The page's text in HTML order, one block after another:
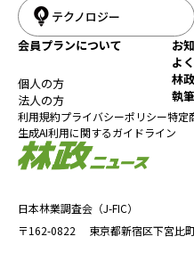
日本林業調査会（J-FIC）
〒162-0822
東京都新宿区下宮比
テクノロジー
会員プランについて
個人の方
法人の方
お
よ
林
執
利用規約プライバシーポリシー特定
生成AI利用に関するガイドライン